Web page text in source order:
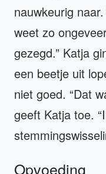
nauwkeurig
weet zo
gezegd.” Katja
een beetje uit
niet goed. “Dat
geeft Katja toe.
Opvoeding